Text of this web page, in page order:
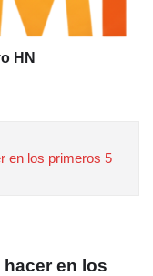
HN
en los primeros 5
en los